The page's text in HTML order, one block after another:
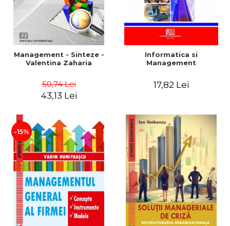
Management - Sinteze -
Valentina Zaharia
50,74 Lei
43,13 Lei
Informatica si
Management
17,82 Lei
-15%